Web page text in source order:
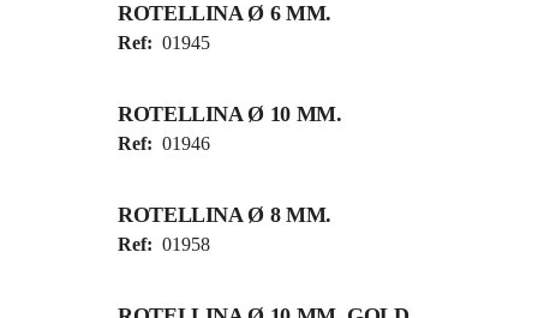
ROTELLINA Ø 6 MM.
Ref: 01945
ROTELLINA Ø 10 MM.
Ref: 01946
ROTELLINA Ø 8 MM.
Ref: 01958